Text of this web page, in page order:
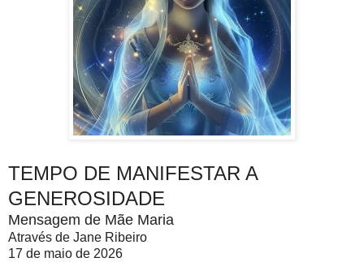
TEMPO DE MANIFESTAR A
GENEROSIDADE
Mensagem de Mãe Maria
Através de Jane Ribeiro
17 de maio de 2026